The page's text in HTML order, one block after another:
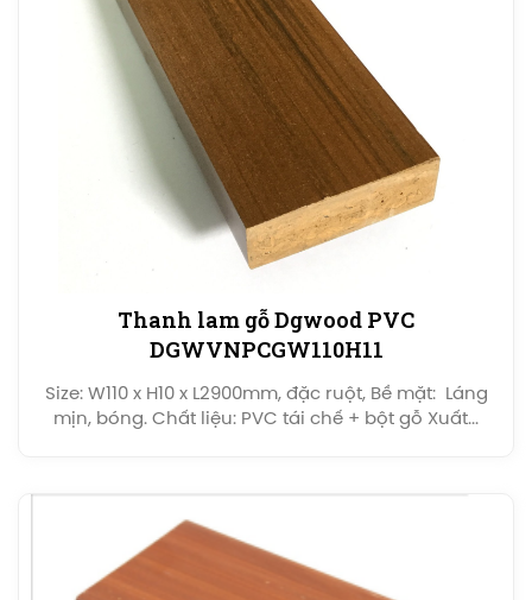
Thanh lam gỗ Dgwood PVC
DGWVNPCGW110H11
Size: W110 x H10 x L2900mm, đặc ruột, Bề mặt: Láng
mịn, bóng. Chất liệu: PVC tái chế + bột gỗ Xuất...